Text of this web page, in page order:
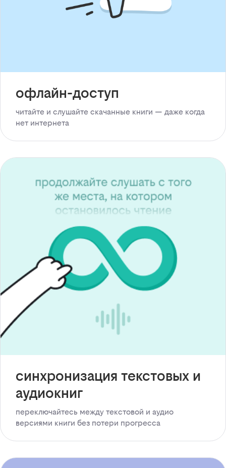
офлайн-доступ
читайте и слушайте скачанные книги — даже когда
нет интернета
синхронизация текстовых и
аудиокниг
переключайтесь между текстовой и аудио
версиями книги без потери прогресса